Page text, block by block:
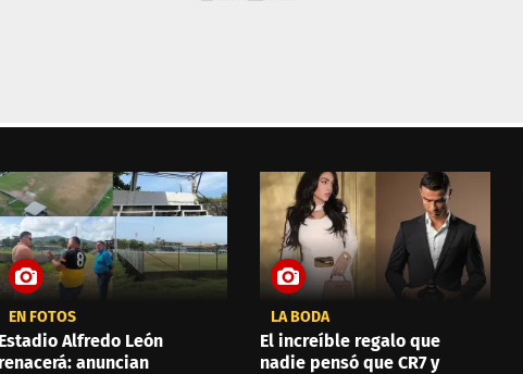
EN FOTOS
Estadio Alfredo León
renacerá: anuncian
LA BODA
El increíble regalo que
nadie pensó que CR7 y